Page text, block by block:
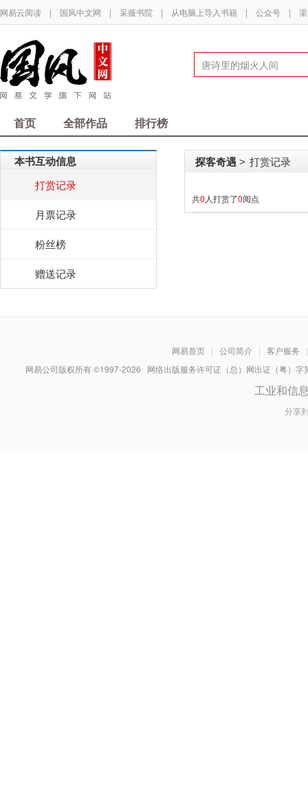
网易云阅读 | 国风中文网 | 采薇书院 | 从电脑上导入书籍 | 公众号 |
首页 全部作品 排行榜
本书互动信息
打赏记录
月票记录
粉丝榜
赠送记录
探客奇遇 > 打赏记录
共0 人打赏了0阅点
网易首页 | 公司简介 | 客户服务
|
网易公司版权所有 ©1997-2026 网络出版服务许可证（总）网出证（粤）
工业和信
分享